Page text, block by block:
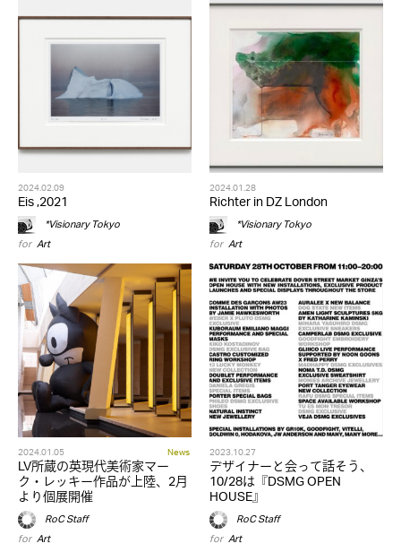
2024.02.09
Eis ,2021
*Visionary Tokyo
for Art
2024.01.28
Richter in DZ London
*Visionary Tokyo
for Art
2024.01.05 News
LV所蔵の英現代美術家マー
ク・レッキー作品が上陸、2月
より個展開催
RoC Staff
for Art
2023.10.27
デザイナーと会って話そう、
10/28は『DSMG OPEN
HOUSE』
RoC Staff
for Art